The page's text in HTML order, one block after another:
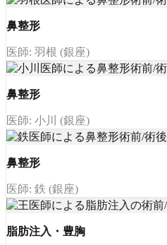
鼻整形
医師: 羽根 (銀座)
鼻整形
医師: 小川 (銀座)
鼻整形
医師: 鉄 (銀座)
脂肪注入・豊胸